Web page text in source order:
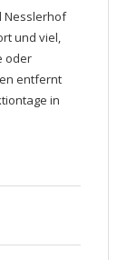
Nesslerhof
und viel,
oder
entfernt
in